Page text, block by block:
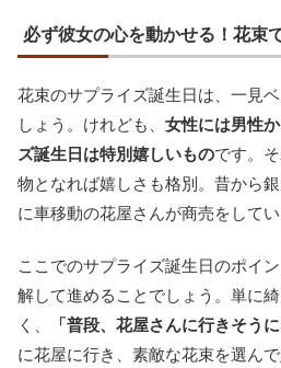
必ず彼女の心を動かせる！花束
花束のサプライズ誕生日は、一見
しょう。けれども、 女性には男性
ズ誕生日は特別嬉しいものです。
物となれば嬉しさも格別。昔から
に車移動の花屋さんが商売をしてい
ここでのサプライズ誕生日のポイ
解して進めることでしょう。単に
く、
「普段、花屋さんに行きそうに
に花屋に行き、素敵な花束を選ん